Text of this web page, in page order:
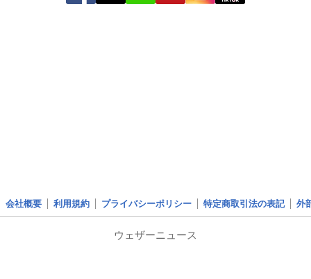
会社概要 利用規約 プライバシーポリシー 特定商取引法の表記 外
ウェザーニュース